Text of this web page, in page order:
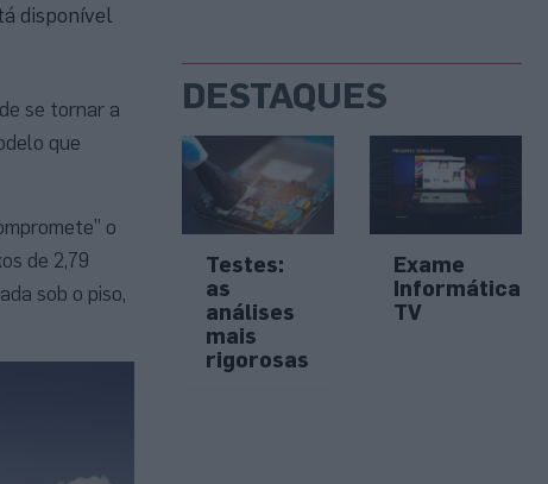
disponível
se tornar a
que
o
de 2,79
sob o piso,
DESTAQUES
Testes:
as
análises
mais
rigorosas
Exame
Informática
TV